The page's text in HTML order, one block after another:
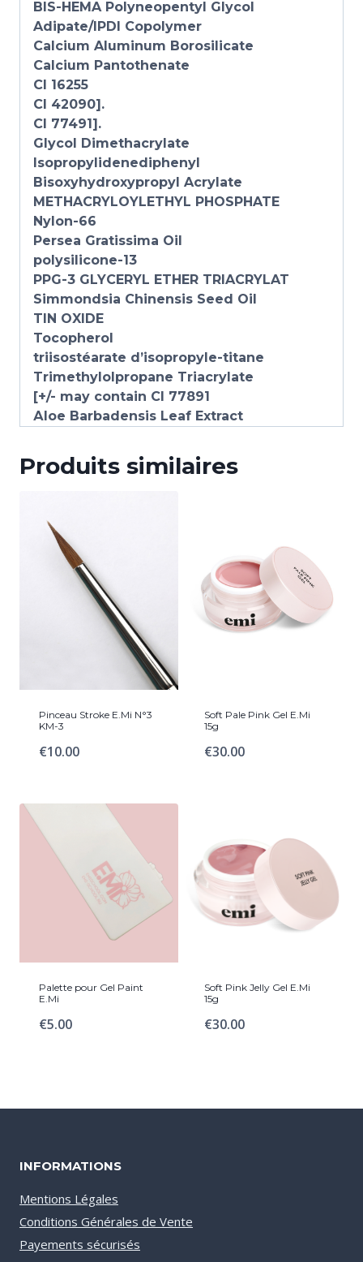
BIS-HEMA Polyneopentyl Glycol
Adipate/IPDI Copolymer
Calcium Aluminum Borosilicate
Calcium Pantothenate
CI 16255
CI 42090].
CI 77491].
Glycol Dimethacrylate
Isopropylidenediphenyl
Bisoxyhydroxypropyl Acrylate
METHACRYLOYLETHYL PHOSPHATE
Nylon-66
Persea Gratissima Oil
polysilicone-13
PPG-3 GLYCERYL ETHER TRIACRYLAT
Simmondsia Chinensis Seed Oil
TIN OXIDE
Tocopherol
triisostéarate d’isopropyle-titane
Trimethylolpropane Triacrylate
[+/- may contain CI 77891
Аloe Barbadensis Leaf Extract
Produits similaires
Pinceau Stroke E.Mi N°3
KM-3
€10.00
Soft Pale Pink Gel E.Mi
15g
€30.00
Palette pour Gel Paint
E.Mi
€5.00
Soft Pink Jelly Gel E.Mi
15g
€30.00
INFORMATIONS
Mentions Légales
Conditions Générales de Vente
Payements sécurisés